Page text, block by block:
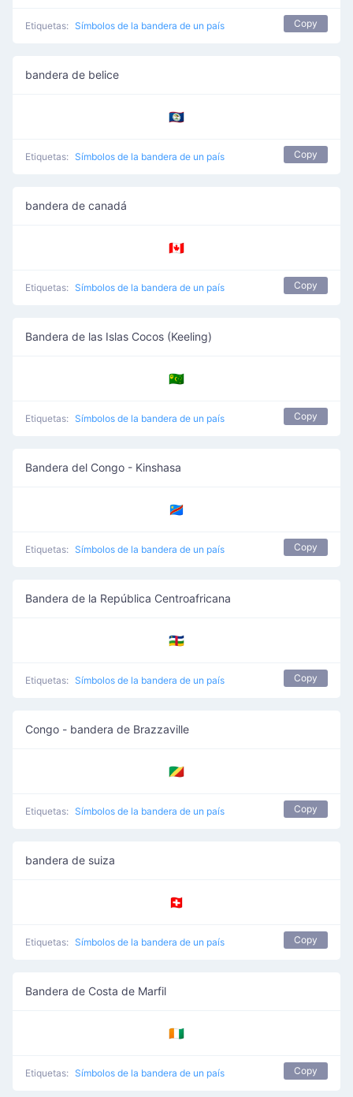
Etiquetas: Símbolos de la bandera de un país Copy
bandera de belice
🇧🇿
Etiquetas: Símbolos de la bandera de un país Copy
bandera de canadá
🇨🇦
Etiquetas: Símbolos de la bandera de un país Copy
Bandera de las Islas Cocos (Keeling)
🇨🇨
Etiquetas: Símbolos de la bandera de un país Copy
Bandera del Congo - Kinshasa
🇨🇩
Etiquetas: Símbolos de la bandera de un país Copy
Bandera de la República Centroafricana
🇨🇫
Etiquetas: Símbolos de la bandera de un país Copy
Congo - bandera de Brazzaville
🇨🇬
Etiquetas: Símbolos de la bandera de un país Copy
bandera de suiza
🇨🇭
Etiquetas: Símbolos de la bandera de un país Copy
Bandera de Costa de Marfil
🇨🇮
Etiquetas: Símbolos de la bandera de un país Copy